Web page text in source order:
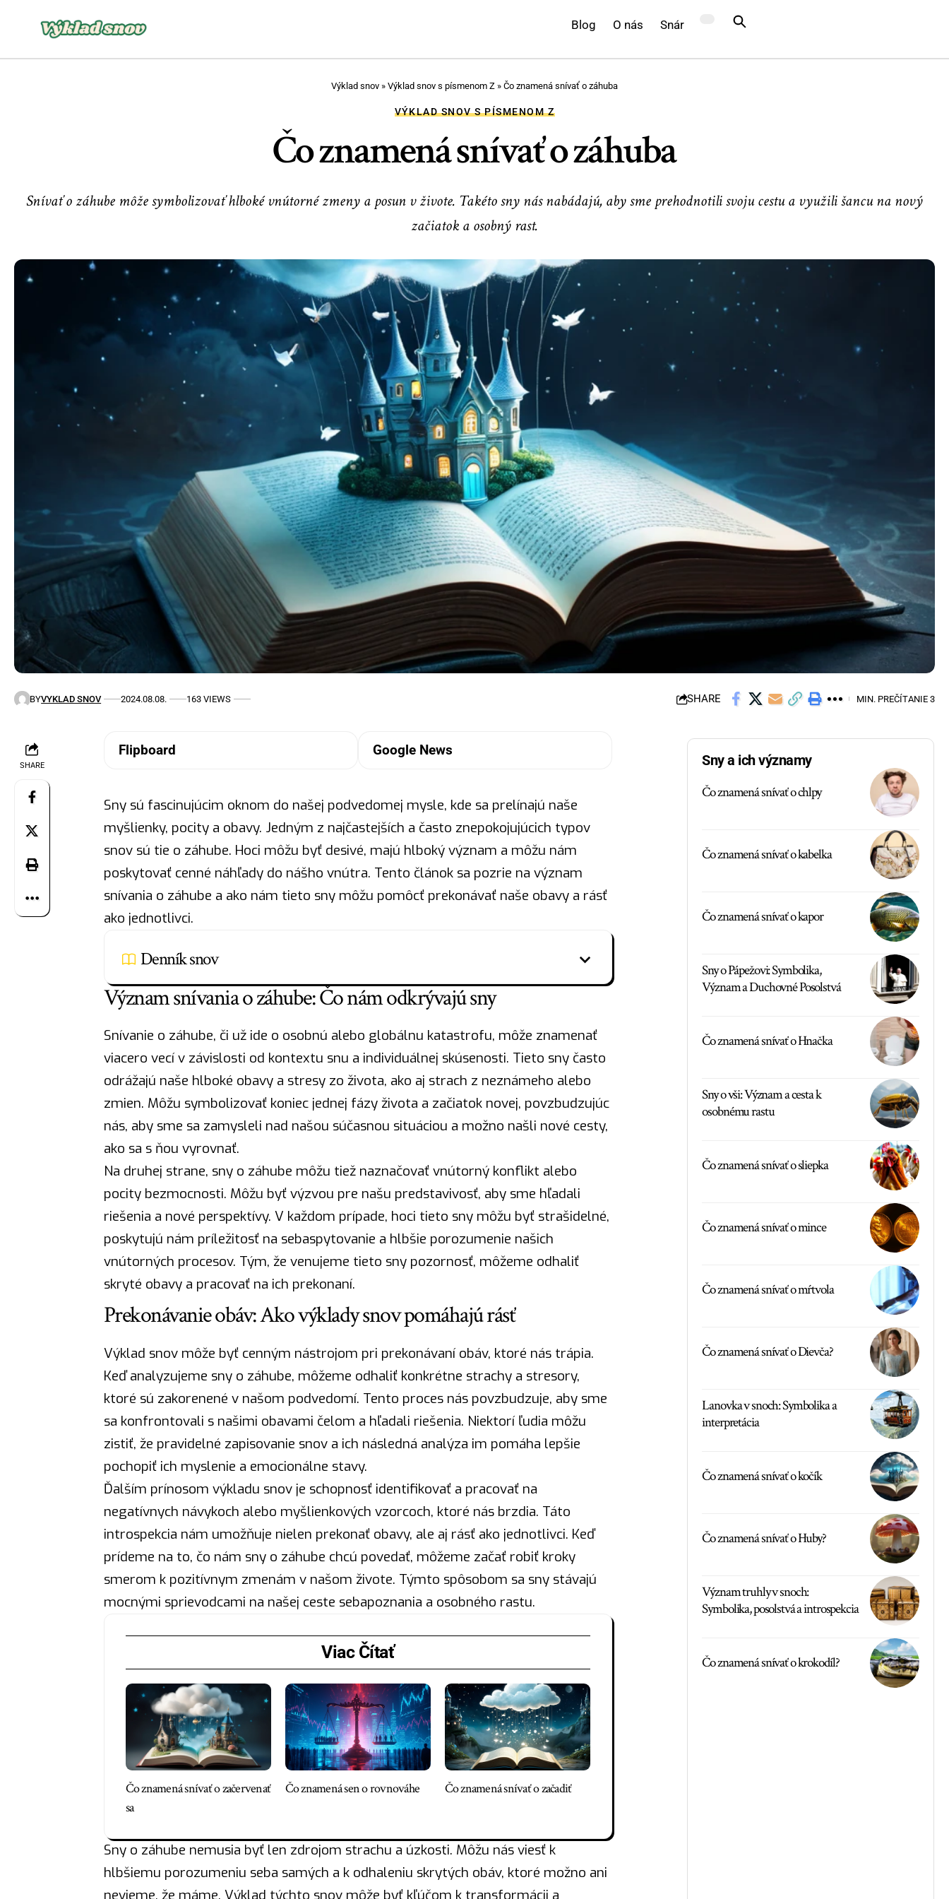
Blog O nás Snár
Výklad snov » Výklad snov s písmenom Z » Čo znamená snívať o záhuba
VÝKLAD SNOV S PÍSMENOM Z
Čo znamená snívať o záhuba
Snívať o záhube môže symbolizovať hlboké vnútorné zmeny a posun v živote. Takéto sny nás nabádajú, aby sme prehodnotili svoju cestu a využili šancu na nový
začiatok a osobný rast.
BYVYKLAD SNOV 2024.08.08. 163 VIEWS SHARE MIN. PREČÍTANIE 3
SHARE
Flipboard Google News
Sny sú fascinujúcim oknom do našej podvedomej mysle, kde sa prelínajú naše
myšlienky, pocity a obavy. Jedným z najčastejších a často znepokojujúcich typov
snov sú tie o záhube. Hoci môžu byť desivé, majú hlboký význam a môžu nám
poskytovať cenné náhľady do nášho vnútra. Tento článok sa pozrie na význam
snívania o záhube a ako nám tieto sny môžu pomôcť prekonávať naše obavy a rásť
ako jednotlivci.
Denník snov
Význam snívania o záhube: Čo nám odkrývajú sny
Snívanie o záhube, či už ide o osobnú alebo globálnu katastrofu, môže znamenať
viacero vecí v závislosti od kontextu snu a individuálnej skúsenosti. Tieto sny často
odrážajú naše hlboké obavy a stresy zo života, ako aj strach z neznámeho alebo
zmien. Môžu symbolizovať koniec jednej fázy života a začiatok novej, povzbudzujúc
nás, aby sme sa zamysleli nad našou súčasnou situáciou a možno našli nové cesty,
ako sa s ňou vyrovnať.
Na druhej strane, sny o záhube môžu tiež naznačovať vnútorný konflikt alebo
pocity bezmocnosti. Môžu byť výzvou pre našu predstavivosť, aby sme hľadali
riešenia a nové perspektívy. V každom prípade, hoci tieto sny môžu byť strašidelné,
poskytujú nám príležitosť na sebaspytovanie a hlbšie porozumenie našich
vnútorných procesov. Tým, že venujeme tieto sny pozornosť, môžeme odhaliť
skryté obavy a pracovaťna ich prekonaní.
Prekonávanie obáv: Ako výklady snov pomáhajú rásť
Výklad snovmôže byť cenným nástrojom pri prekonávaní obáv, ktoré nás trápia.
Keď analyzujeme sny o záhube, môžeme odhaliť konkrétne strachy a stresory,
ktoré sú zakorenené v našom podvedomí. Tento procesnás povzbudzuje, aby sme
sa konfrontovali s našimi obavami čelom a hľadali riešenia. Niektorí ľudia môžu
zistiť, že pravidelné zapisovanie snov a ich následná analýza im pomáha lepšie
pochopiť ich myslenie a emocionálne stavy.
Ďalším prínosom výkladu snov je schopnosť identifikovať a pracovať na
negatívnych návykoch alebo myšlienkových vzorcoch, ktoré nás brzdia. Táto
introspekcia nám umožňuje nielen prekonať obavy, ale aj rásť ako jednotlivci. Keď
prídeme na to, čo nám sny o záhube chcú povedať, môžeme začať robiť kroky
smerom k pozitívnym zmenám v našom živote. Týmto spôsobom sa sny stávajú
mocnými sprievodcami na našej ceste sebapoznania a osobného rastu.
Viac Čítať
Čo znamená snívať o začervenať
sa
Čo znamená sen o rovnováhe Čo znamená snívať o začadiť
Sny o záhube nemusia byť len zdrojom strachu a úzkosti. Môžu nás viesť k
hlbšiemu porozumeniu seba samých a k odhaleniu skrytých obáv, ktoré možno ani
nevieme, že máme. Výklad týchto snov môže byť kľúčom k transformácii a
Sny a ich významy
Čo znamená snívať o chlpy
Čo znamená snívať o kabelka
Čo znamená snívať o kapor
Sny o Pápežovi: Symbolika,
Význam a Duchovné Posolstvá
Čo znamená snívať o Hnačka
Sny o vši: Význam a cesta k
osobnému rastu
Čo znamená snívať o sliepka
Čo znamená snívať o mince
Čo znamená snívať o mŕtvola
Čo znamená snívať o Dievča?
Lanovka v snoch: Symbolika a
interpretácia
Čo znamená snívať o kočík
Čo znamená snívať o Huby?
Význam truhly v snoch:
Symbolika, posolstvá a introspekcia
Čo znamená snívať o krokodíl?